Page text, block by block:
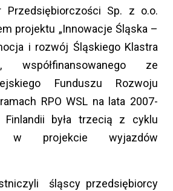
Przedsiębiorczości Sp. z o.o.
projektu „Innowacje Śląska –
i rozwój Śląskiego Klastra
współfinansowanego ze
Funduszu Rozwoju
RPO WSL na lata 2007-
była trzecią z cyklu
w projekcie wyjazdów
śląscy przedsiębiorcy